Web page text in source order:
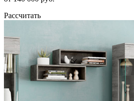
Рассчитать